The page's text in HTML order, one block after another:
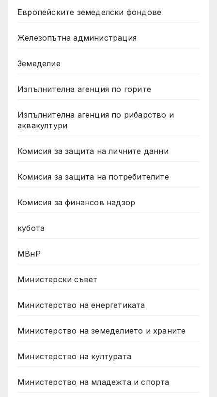
Европейските земеделски фондове
Железопътна администрация
Земеделие
Изпълнителна агенция по горите
Изпълнителна агенция по рибарство и
аквакултури
Комисия за защита на личните данни
Комисия за защита на потребителите
Комисия за финансов надзор
кубота
МВнР
Министерски съвет
Министерство на енергетиката
Министерство на земеделието и храните
Министерство на културата
Министерство на младежта и спорта